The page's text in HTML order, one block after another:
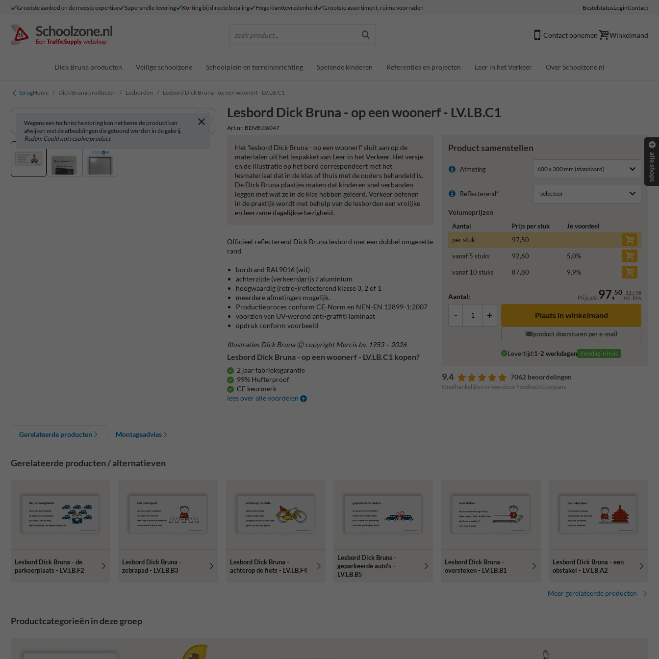
Grootste aanbod en de meeste expertise Supersnelle levering Korting bij directe betaling Hoge klanttevredenheid Grootste assortiment, ruime voorraden BestelstatusLoginContact
zoek product... Contact opnemen Winkelmand
Dick Bruna producten Veilige schoolzone Schoolplein en terreininrichting Spelende kinderen Referenties en projecten Leer in het Verkeer Over Schoolzone.nl
terugHome Dick Bruna producten Lesborden Lesbord Dick Bruna - op een woonerf - LV.LB.C1
Lesbord Dick Bruna - op een woonerf - LV.LB.C1
Art.nr. BDVB.06047
Wegens een technische storing kan het bestelde product kan
afwijken met de afbeeldingen die getoond worden in de galerij.
Reden: Could not resolve product
Product samenstellen
Afmeting
Reflecterend*
Volumeprijzen
Aantal Prijs per stuk
Je voordeel
per stuk
97,50
vanaf 5 stuks 92,60 5,0%
vanaf 10 stuks 87,80 9,9%
Aantal: Prijs p/st97,50 117,98
incl. btw
- + Plaats in winkelmand
product doorsturen per e-mail
Levertijd:1-2 werkdagen dinsdag in huis
9.4 7062 beoordelingen
Onafhankelijke reviews door FeedbackCompany
Het 'lesbord Dick Bruna - op een woonerf' sluit aan op de
materialen uit het lespakket van Leer in het Verkeer. Het versje
en de illustratie op het bord correspondeert met het
lesmateriaal dat in de klas of thuis met de ouders behandeld is.
De Dick Bruna plaatjes maken dat kinderen snel verbanden
leggen met wat ze in de klas hebben geleerd. Verkeer oefenen
in de praktijk wordt met behulp van de lesborden een vrolijke
en leerzame dagelijkse bezigheid.
Officieel reflecterend Dick Bruna lesbord met een dubbel omgezette
rand.
bordrand RAL9016 (wit)
achterzijde (verkeers)grijs / aluminium
hoogwaardig (retro-)reflecterend klasse 3, 2 of 1
meerdere afmetingen mogelijk.
Productieproces conform CE-Norm en NEN-EN 12899-1:2007
voorzien van UV-werend anti-graffiti laminaat
opdruk conform voorbeeld
Illustraties Dick Bruna Ⓒ copyright Mercis bv, 1953 – 2026
Lesbord Dick Bruna - op een woonerf - LV.LB.C1 kopen?
2 jaar fabrieksgarantie
99% Hufterproof
CE keurmerk
lees over alle voordelen
Gerelateerde producten Montageadvies
Gerelateerde producten / alternatieven
Lesbord Dick Bruna - de
parkeerplaats - LV.LB.F2
Lesbord Dick Bruna -
zebrapad - LV.LB.B3
Lesbord Dick Bruna -
achterop de fiets - LV.LB.F4
Lesbord Dick Bruna -
geparkeerde auto's -
LV.LB.B5
Lesbord Dick Bruna -
oversteken - LV.LB.B1
Lesbord Dick Bruna - een
obstakel - LV.LB.A2
Meer gerelateerde producten
Productcategorieën in deze groep
alle shops